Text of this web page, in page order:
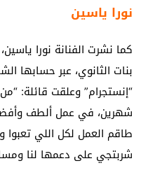
نورا ياسين
كما نشرت الفنانة نورا
بنات الثانوي، عبر حسابها
“إنستجرام” وعلقت قائلة:
شهرين، في عمل ألطف
طاقم العمل لكل اللي
شربتجي على دعمها لنا